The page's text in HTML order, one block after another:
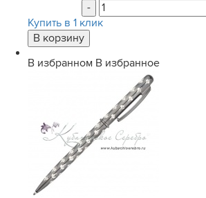
-
Купить в 1 клик
В избранном В избранное